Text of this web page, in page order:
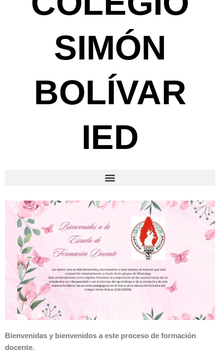
SIMÓN
BOLÍVAR
IED
Bienvenidas y bienvenidos a este proceso de formación
docente.